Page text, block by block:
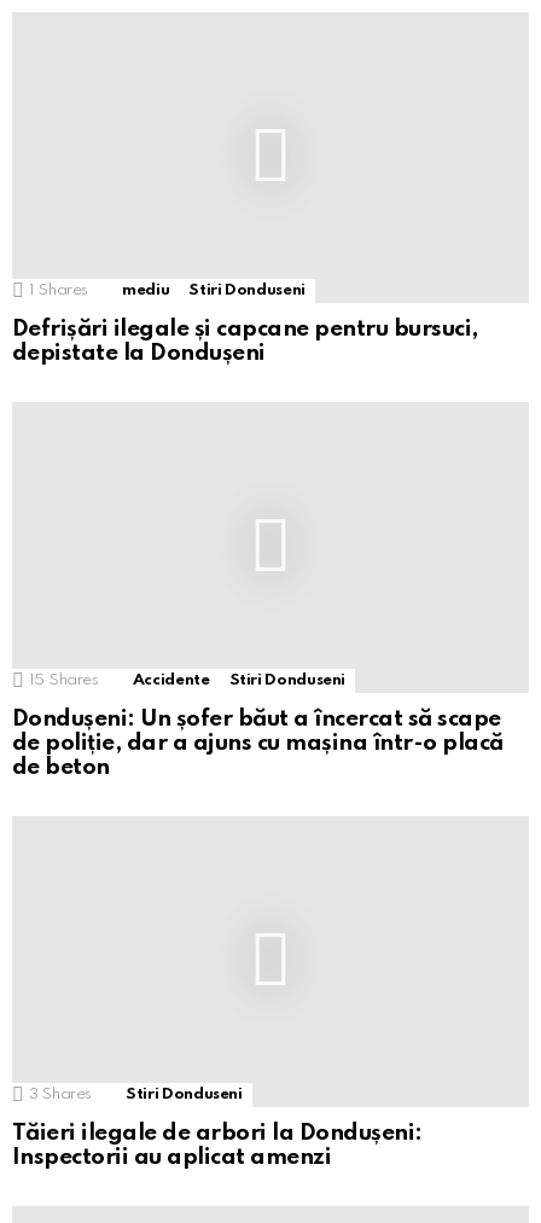
1 Shares mediu Stiri Donduseni
Defrișări ilegale și capcane pentru bursuci,
depistate la Dondușeni
15 Shares Accidente Stiri Donduseni
Dondușeni: Un șofer băut a încercat să scape
de poliție, dar a ajuns cu mașina într-o placă
de beton
3 Shares Stiri Donduseni
Tăieri ilegale de arbori la Dondușeni:
Inspectorii au aplicat amenzi